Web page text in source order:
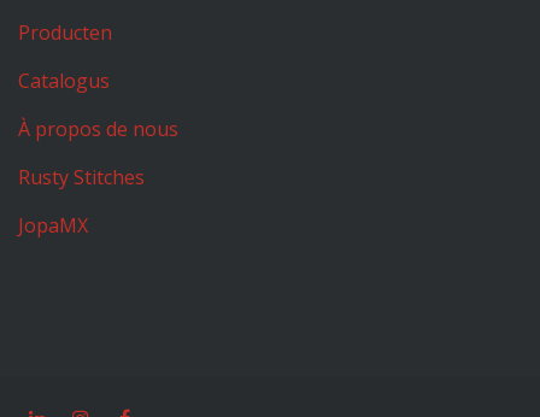
Producten
Catalogus
À propos de nous
Rusty Stitches
JopaMX